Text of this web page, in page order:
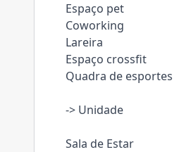
Espaço pet
Coworking
Lareira
Espaço crossfit
Quadra de esportes
-> Unidade
Sala de Estar